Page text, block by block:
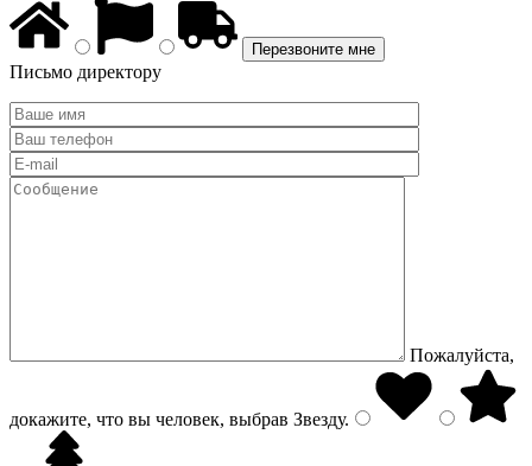
Письмо директору
Пожалуйста,
докажите, что вы человек, выбрав Звезду.